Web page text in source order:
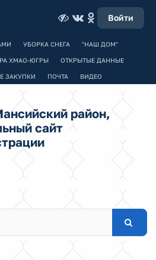
Войти
УБОРКА СНЕГА "НАШ ДОМ"
ХМАО-ЮГРЫ ОТКРЫТЫЕ ДАННЫЕ
ЗАКУПКИ ПОЧТА ВИДЕО
район,
сайт